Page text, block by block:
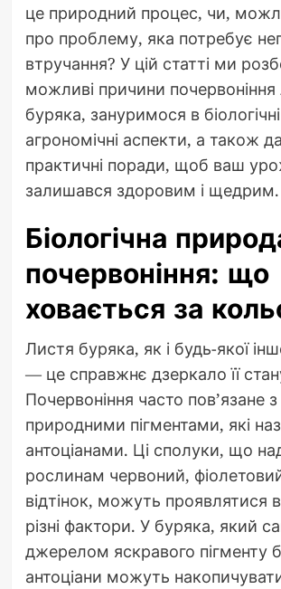
це природний процес, чи,
про проблему, яка потребує
втручання? У цій статті ми
можливі причини почервоніння
буряка, зануримося в
агрономічні аспекти, а також
практичні поради, щоб ваш
залишався здоровим і щедрим.
Біологічна
почервоніння: що
ховається за
Листя буряка, як і будь-якої
— це справжнє дзеркало її
Почервоніння часто пов’язане з
природними пігментами, які
антоціанами. Ці сполуки, що
рослинам червоний,
відтінок, можуть проявлятися
різні фактори. У буряка, який
джерелом яскравого пігменту
антоціани можуть